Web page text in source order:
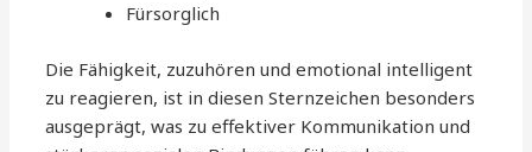
Fürsorglich
Die Fähigkeit, zuzuhören und emotional intelligent
zu reagieren, ist in diesen Sternzeichen besonders
ausgeprägt, was zu effektiver Kommunikation und